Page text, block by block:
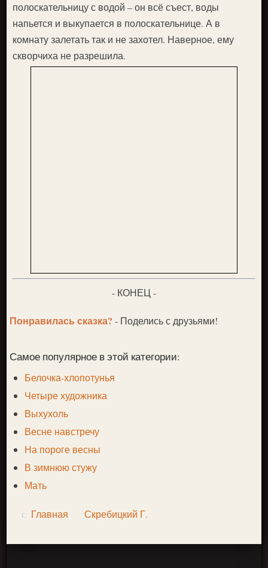
полоскательницу с водой – он всё съест, воды
напьется и выкупается в полоскательнице. А в
комнату залетать так и не захотел. Наверное, ему
скворчиха не разрешила.
- КОНЕЦ -
Понравилась сказка?- Поделись с друзьями!
Самое популярное в этой категории:
Белочка-хлопотунья
Четыре художника
Выхухоль
Весне навстречу
На пороге весны
В зимнюю стужу
Мать
Главная Скребицкий Г.